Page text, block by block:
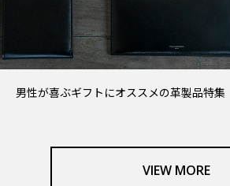
男性が喜ぶギフトにオススメの革製品特集
VIEW MORE